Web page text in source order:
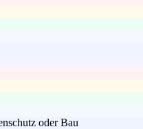
oder Bau